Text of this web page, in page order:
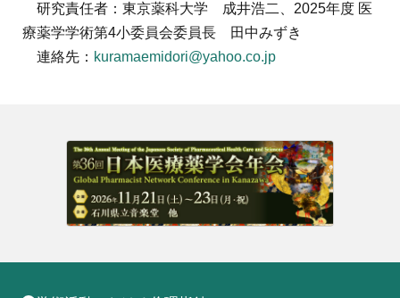
研究責任者：東京薬科大学 成井浩二、 2025年度 医
療薬学学術第4小委員会委員長 田中みずき
連絡先： kuramaemidori@yahoo.co.jp